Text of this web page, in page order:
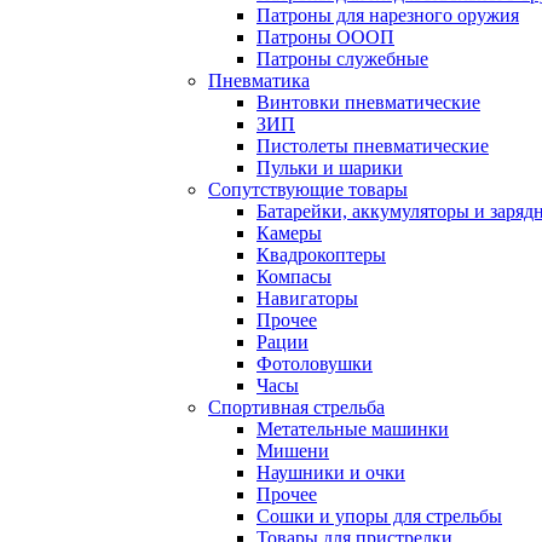
Патроны для нарезного оружия
Патроны ОООП
Патроны служебные
Пневматика
Винтовки пневматические
ЗИП
Пистолеты пневматические
Пульки и шарики
Сопутствующие товары
Батарейки, аккумуляторы и
Камеры
Квадрокоптеры
Компасы
Навигаторы
Прочее
Рации
Фотоловушки
Часы
Спортивная стрельба
Метательные машинки
Мишени
Наушники и очки
Прочее
Сошки и упоры для стрельбы
Товары для пристрелки